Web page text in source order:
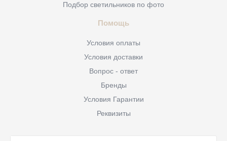
Подбор светильников по фото
Помощь
Условия оплаты
Условия доставки
Вопрос - ответ
Бренды
Условия Гарантии
Реквизиты